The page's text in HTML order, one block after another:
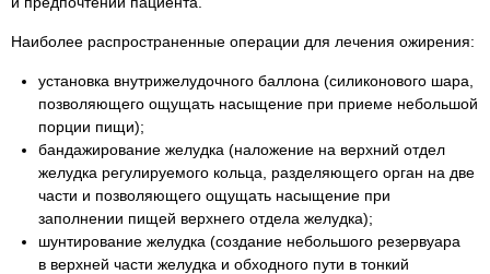
Наиболее распространенные операции для лечения ожирения:
установка внутрижелудочного баллона (силиконового шара,
позволяющего ощущать насыщение при приеме небольшой
порции пищи);
бандажирование желудка (наложение на верхний отдел
желудка регулируемого кольца, разделяющего орган на две
части и позволяющего ощущать насыщение при
заполнении пищей верхнего отдела желудка);
шунтирование желудка (создание небольшого резервуара
в верхней части желудка и обходного пути в тонкий